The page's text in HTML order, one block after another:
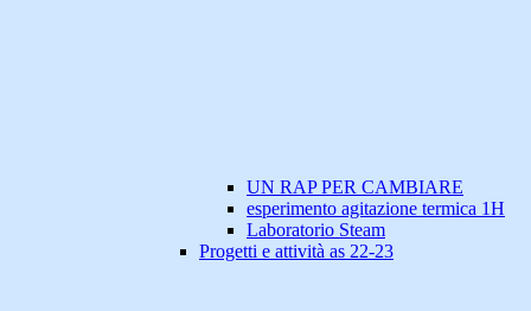
UN RAP PER CAMBIARE
esperimento agitazione termica 1H
Laboratorio Steam
Progetti e attività as 22-23